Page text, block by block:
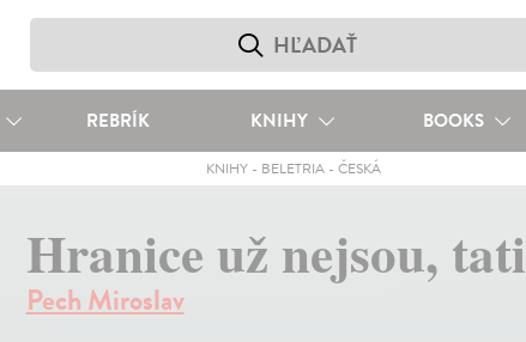
REBRÍK KNIHY BOOKS
KNIHY- BELETRIA- ČESKÁ
Hranice už nejsou, tati
Pech Miroslav